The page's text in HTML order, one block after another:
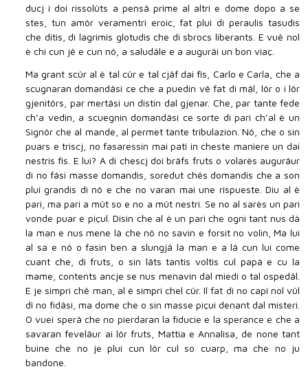
ducj i doi rissolûts a pensâ prime al altri e dome dopo a se
stes, tun amôr veramentri eroic, fat plui di peraulis tasudis
che ditis, di lagrimis glotudis che di sbrocs liberants. E vuê nol
è chi cun jê e cun nô, a saludâle e a augurâi un bon viaç.
Ma grant scûr al è tal cûr e tal cjâf dai fîs, Carlo e Carla, che a
scugnaran domandâsi ce che a puedin vê fat di mâl, lôr o i lôr
gjenitôrs, par mertâsi un distin dal gjenar. Che, par tante fede
ch’a vedin, a scuegnin domandâsi ce sorte di pari ch’al è un
Signôr che al mande, al permet tante tribulazion. Nô, che o sin
puars e triscj, no fasaressin mai patî in cheste maniere un dai
nestris fîs. E lui? A di chescj doi brâfs fruts o volarès augurâur
di no fâsi masse domandis, soredut chês domandis che a son
plui grandis di nô e che no varan mai une rispueste. Diu al è
pari, ma pari a mût so e no a mût nestri. Se no al sarès un pari
vonde puar e piçul. Disìn che al è un pari che ogni tant nus dà
la man e nus mene là che nô no savin e forsit no volin, Ma lui
al sa e nô o fasìn ben a slungjâ la man e a lâ cun lui come
cuant che, di fruts, o sin lâts tantis voltis cul papà e cu la
mame, contents ancje se nus menavin dal miedi o tal ospedâl.
E je simpri chê man, al è simpri chel cûr. Il fat di no capî nol vûl
dî no fidâsi, ma dome che o sin masse piçui denant dal misteri.
O vuei sperâ che no pierdaran la fiducie e la sperance e che a
savaran fevelâur ai lôr fruts, Mattia e Annalisa, de none tant
buine che no je plui cun lôr cul so cuarp, ma che no ju
bandone.